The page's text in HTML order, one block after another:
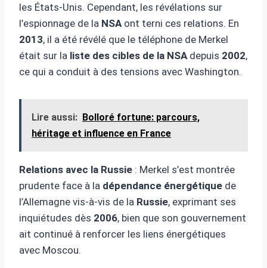
les États-Unis. Cependant, les révélations sur
l’espionnage de la NSA ont terni ces relations. En
2013, il a été révélé que le téléphone de Merkel
était sur la liste des cibles de la NSA depuis 2002,
ce qui a conduit à des tensions avec Washington.
Lire aussi: Bolloré fortune: parcours,
héritage et influence en France
Relations avec la Russie : Merkel s’est montrée
prudente face à la dépendance énergétique de
l’Allemagne vis-à-vis de la Russie, exprimant ses
inquiétudes dès 2006, bien que son gouvernement
ait continué à renforcer les liens énergétiques
avec Moscou.